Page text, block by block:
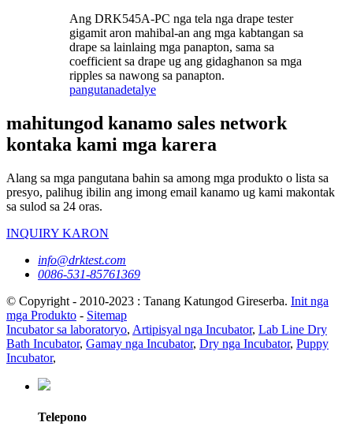
Ang DRK545A-PC nga tela nga drape tester
gigamit aron mahibal-an ang mga kabtangan sa
drape sa lainlaing mga panapton, sama sa
coefficient sa drape ug ang gidaghanon sa mga
ripples sa nawong sa panapton.
pangutanadetalye
mahitungod kanamo sales network
kontaka kami mga karera
Alang sa mga pangutana bahin sa among mga produkto o lista sa
presyo, palihug ibilin ang imong email kanamo ug kami makontak
sa sulod sa 24 oras.
INQUIRY KARON
info@drktest.com
0086-531-85761369
© Copyright - 2010-2023 : Tanang Katungod Gireserba. Init nga
mga Produkto - Sitemap
Incubator sa laboratoryo, Artipisyal nga Incubator, Lab Line Dry
Bath Incubator, Gamay nga Incubator, Dry nga Incubator, Puppy
Incubator,
Telepono